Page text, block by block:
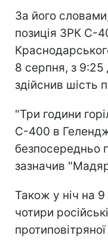
За його
позиція ЗРК С-
8 серпня, з 9:25
здійснив шість
"Три години
С-400 в
безпосередньо
зазначив
Також у ніч на
чотири